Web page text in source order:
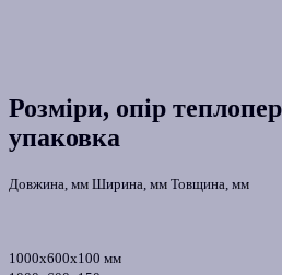
Розміри, опір
упаковка
Довжина, мм Ширина, мм Товщина, мм
1000х600х100 мм